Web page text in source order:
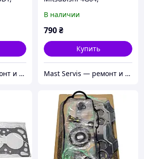
Mast Servis — ремонт и запчасти для погрузчиков
3171124, 220171124,
AEF02155A0024A
В наличии
790₴
Купить
Mast Servis — ремонт и запчасти для погрузчиков